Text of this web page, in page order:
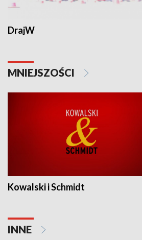
DrajW
MNIEJSZOŚCI
Kowalski i Schmidt
INNE